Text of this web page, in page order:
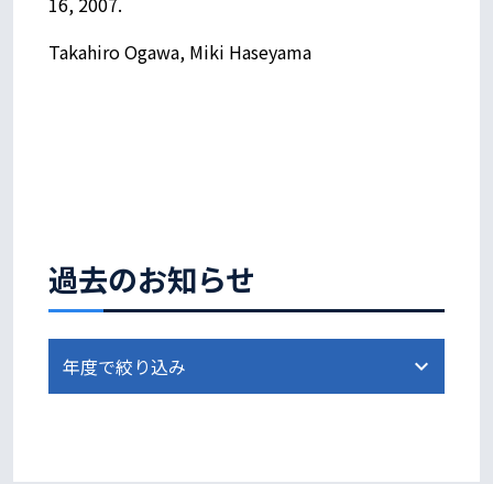
過去のお知らせ
Takahiro Ogawa, Miki Haseyama